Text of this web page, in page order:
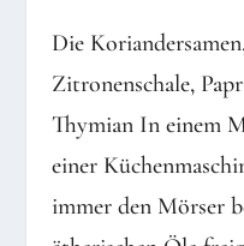
Die
Zitronenschale,
Thymian In einem
einer
immer den Mörser